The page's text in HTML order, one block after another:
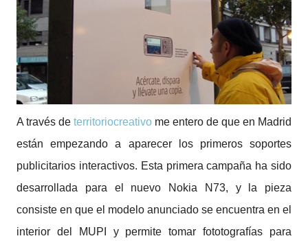
A través de territoriocreativo me entero de que en Madrid
están empezando a aparecer los primeros soportes
publicitarios interactivos. Esta primera campaña ha sido
desarrollada para el nuevo Nokia N73, y la pieza
consiste en que el modelo anunciado se encuentra en el
interior del MUPI y permite tomar fototografías para